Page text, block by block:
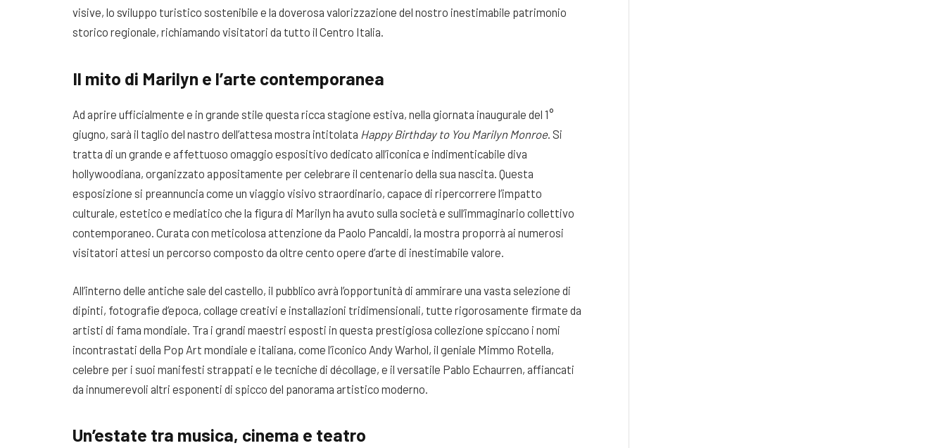
visive, lo sviluppo turistico sostenibile e la doverosa valorizzazione del nostro inestimabile patrimonio
storico regionale, richiamando visitatori da tutto il Centro Italia
Il mito di Marilyn e l’arte contemporanea
Ad aprire ufficialmente e in grande stile questa ricca stagione estiva, nella giornata inaugurale del 1°
giugno, sarà il taglio del nastro dell’attesa mostra intitolata Happy Birthday to You Marilyn Monroe. Si
tratta di un grande e affettuoso omaggio espositivo dedicato all’iconica e indimenticabile diva
hollywoodiana, organizzato appositamente per celebrare il centenario della sua nascita. Questa
esposizione si preannuncia come un viaggio visivo straordinario, capace di ripercorrere l’impatto
culturale, estetico e mediatico che la figura di Marilyn ha avuto sulla società e sull’immaginario collettivo
contemporaneo. Curata con meticolosa attenzione da Paolo Pancaldi, la mostra proporrà ai numerosi
visitatori attesi un percorso composto da oltre cento opere d’arte di inestimabile valore.
All’interno delle antiche sale del castello, il pubblico avrà l’opportunità di ammirare una vasta selezione di
dipinti, fotografie d’epoca, collage creativi e installazioni tridimensionali, tutte rigorosamente firmate da
artisti di fama mondiale . Tra i grandi maestri esposti in questa prestigiosa collezione spiccano i nomi
incontrastati della Pop Art mondiale e italiana, come l’iconico Andy Warhol, il geniale Mimmo Rotella,
celebre per i suoi manifesti strappati e le tecniche di décollage, e il versatile Pablo Echaurren, affiancati
da innumerevoli altri esponenti di spicco del panorama artistico moderno
Un’estate tra musica, cinema e teatro